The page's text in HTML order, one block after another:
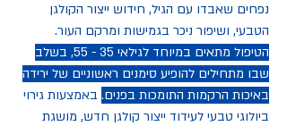
נפחים שאבדו עם הגיל, חידוש ייצור הקולגן
הטבעי, ושיפור ניכר בגמישות ומרקם העור.
הטיפול מתאים במיוחד לגילאי 35 - 55, בשלב
שבו מתחילים להופיע סימנים ראשוניים של ירידה
באיכות הרקמות התומכות בפנים. באמצעות גירוי
ביולוגי טבעי לעידוד ייצור קולגן חדש, מושגת